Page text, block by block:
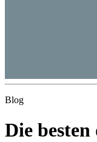
Blog
Die besten